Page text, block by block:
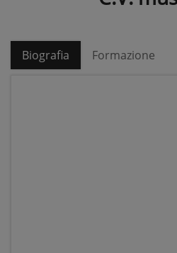
Biografia Formazione